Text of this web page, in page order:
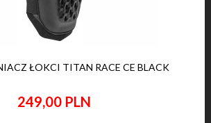
ŁOKCI TITAN RACE CE BLACK
249,00 PLN